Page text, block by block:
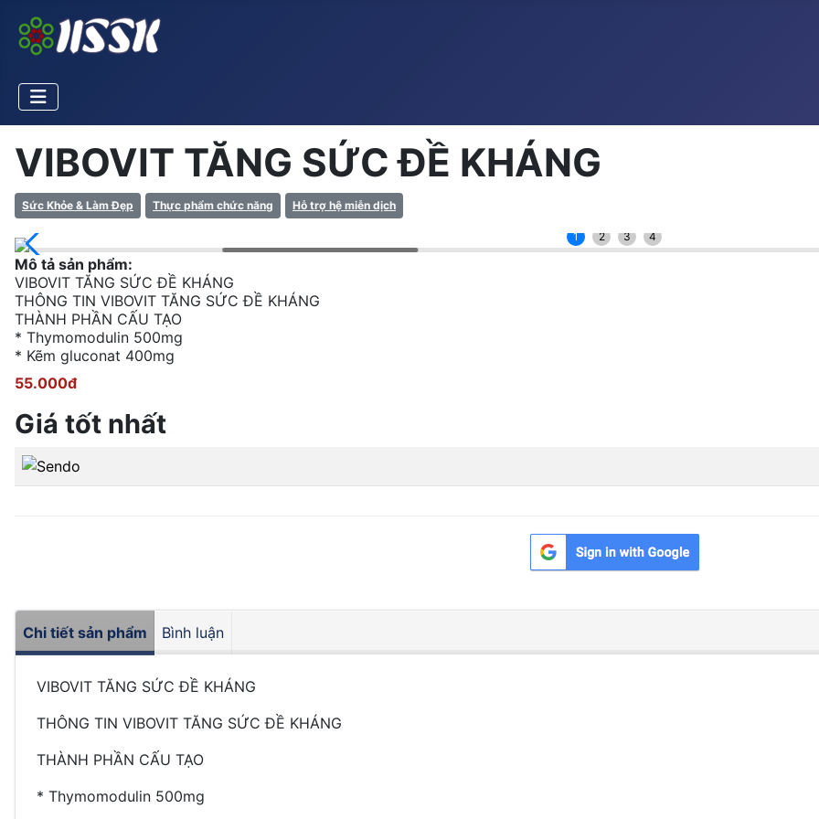
VIBOVIT TĂNG SỨC ĐỀ KHÁNG
Sức Khỏe & Làm Đẹp Thực phẩm chức năng Hỗ trợ hệ miễn dịch
1 2 3 4
Mô tả sản phẩm:
VIBOVIT TĂNG SỨC ĐỀ KHÁNG
THÔNG TIN VIBOVIT TĂNG SỨC ĐỀ KHÁNG
THÀNH PHẦN CẤU TẠO
* Thymomodulin 500mg
* Kẽm gluconat 400mg
55.000đ
Giá tốt nhất
Chi tiết sản phẩm Bình luận
VIBOVIT TĂNG SỨC ĐỀ KHÁNG
THÔNG TIN VIBOVIT TĂNG SỨC ĐỀ KHÁNG
THÀNH PHẦN CẤU TẠO
* Thymomodulin 500mg